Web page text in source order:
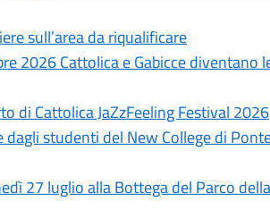
sull’area da riqualificare
2026 Cattolica e Gabicce diventano
di Cattolica JaZzFeeling Festival 2026
studenti del New College di
27 luglio alla Bottega del Parco